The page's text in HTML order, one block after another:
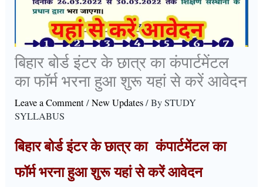
बिहार बोर्ड इंटर के छात्र का कंपार्टमेंटल
का फॉर्म भरना हुआ शुरू यहां से करें आवेदन
Leave a Comment/New Updates/ BySTUDY
SYLLABUS
बिहार बोर्ड इंटर के छात्र का कंपार्टमेंटल का
फॉर्म भरना हुआ शुरू यहां से करें आवेदन